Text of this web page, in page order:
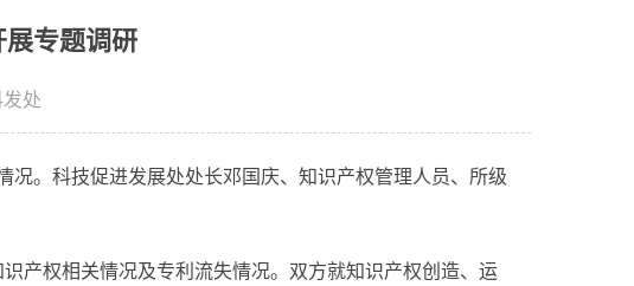
专题调研
处
况。科技促进发展处处长邓国庆、知识产权管理人员、所级
产权相关情况及专利流失情况。双方就知识产权创造、运